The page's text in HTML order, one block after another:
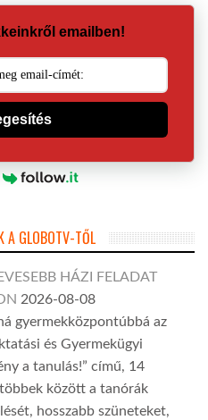
emailben!
A GLOBOTV-TŐL
HÁZI FELADAT
2026-08-08
gyermekközpontúbbá az
és Gyermekügyi
a tanulás!” című, 14
között a tanórák
hosszabb szüneteket,